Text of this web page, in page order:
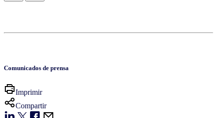
Comunicados de prensa
Imprimir
Compartir